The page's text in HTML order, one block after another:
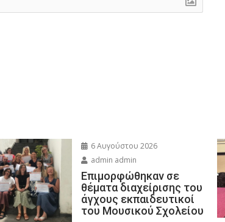
6 Αυγούστου 2026
admin admin
Eπιμορφώθηκαν σε
θέματα διαχείρισης του
άγχους εκπαιδευτικοί
του Μουσικού Σχολείου